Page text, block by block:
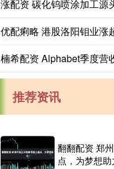
优配痢略 港股洛阳钼业涨
推荐资讯
翻翻配资 郑
点，为梦想助